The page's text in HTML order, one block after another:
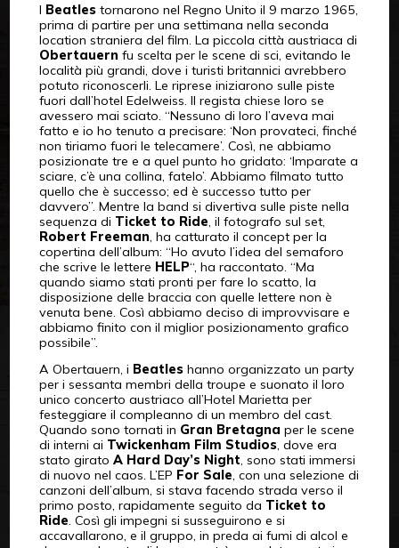
I Beatlestornarono nel Regno Unito il 9 marzo 1965,
prima di partire per una settimana nella seconda
location straniera del film. La piccola città austriaca di
Obertauern fu scelta per le scene di sci, evitando le
località più grandi, dove i turisti britannici avrebbero
potuto riconoscerli. Le riprese iniziarono sulle piste
fuori dall’hotel Edelweiss. Il regista chiese loro se
avessero mai sciato. “Nessuno di loro l’aveva mai
fatto e io ho tenuto a precisare: ‘Non provateci, finché
non tiriamo fuori le telecamere’. Così, ne abbiamo
posizionate tre e a quel punto ho gridato: ‘Imparate a
sciare, c’è una collina, fatelo’. Abbiamo filmato tutto
quello che è successo; ed è successo tutto per
davvero”. Mentre la band si divertiva sulle piste nella
sequenza di Ticket to Ride, il fotografo sul set,
Robert Freeman, ha catturato il concept per la
copertina dell’album: “Ho avuto l’idea del semaforo
che scrive le lettere HELP“, ha raccontato. “Ma
quando siamo stati pronti per fare lo scatto, la
disposizione delle braccia con quelle lettere non è
venuta bene. Così abbiamo deciso di improvvisare e
abbiamo finito con il miglior posizionamento grafico
possibile”.
A Obertauern, i Beatleshanno organizzato un party
per i sessanta membri della troupe e suonato il loro
unico concerto austriaco all’Hotel Marietta per
festeggiare il compleanno di un membro del cast.
Quando sono tornati in Gran Bretagna per le scene
di interni ai Twickenham Film Studios, dove era
stato girato A Hard Day’s Night, sono stati immersi
di nuovo nel caos. L’EP For Sale, con una selezione di
canzoni dell’album, si stava facendo strada verso il
primo posto, rapidamente seguito da Ticket to
Ride. Così gli impegni si susseguirono e si
accavallarono, e il gruppo, in preda ai fumi di alcol e